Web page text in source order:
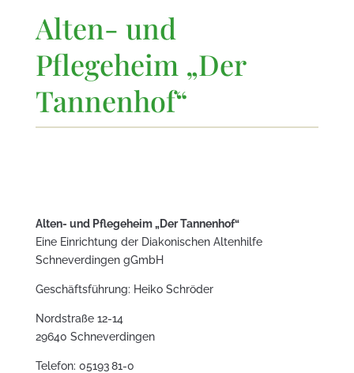
Alten- und
Pflegeheim „Der
Tannenhof“
Alten- und Pflegeheim „Der Tannenhof“
Eine Einrichtung der Diakonischen Altenhilfe
Schneverdingen gGmbH
Geschäftsführung: Heiko Schröder
Nordstraße 12-14
29640 Schneverdingen
Telefon: 05193 81-0